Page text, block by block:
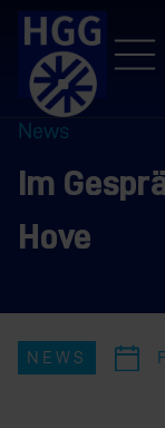
News
Im
Hove
NEWS